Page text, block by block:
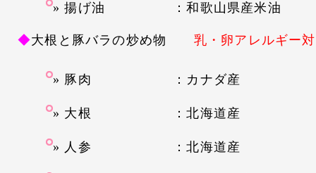
揚げ油 ：和歌山県産米油
◆大根と豚バラの炒め物 乳・卵アレルギー
豚肉 ：カナダ産
大根 ：北海道産
人参 ：北海道産